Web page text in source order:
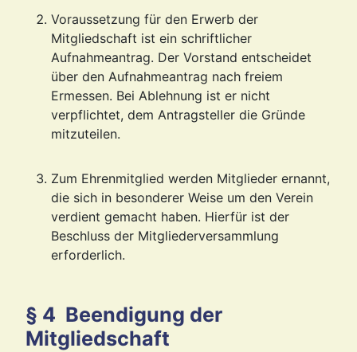
Voraussetzung für den Erwerb der
Mitgliedschaft ist ein schriftlicher
Aufnahmeantrag. Der Vorstand entscheidet
über den Aufnahmeantrag nach freiem
Ermessen. Bei Ablehnung ist er nicht
verpflichtet, dem Antragsteller die Gründe
mitzuteilen.
Zum Ehrenmitglied werden Mitglieder ernannt,
die sich in besonderer Weise um den Verein
verdient gemacht haben. Hierfür ist der
Beschluss der Mitgliederversammlung
erforderlich.
§ 4 Beendigung der
Mitgliedschaft